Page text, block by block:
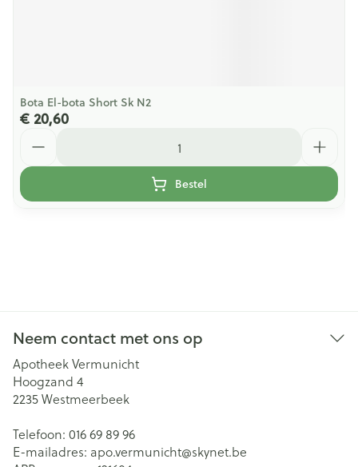
Bota El-bota Short Sk N2
€ 20,60
Bestel
Neem contact met ons op
Apotheek Vermunicht
Hoogzand 4
2235Westmeerbeek
Telefoon: 016 69 89 96
E-mailadres: apo.vermunicht@skynet.be